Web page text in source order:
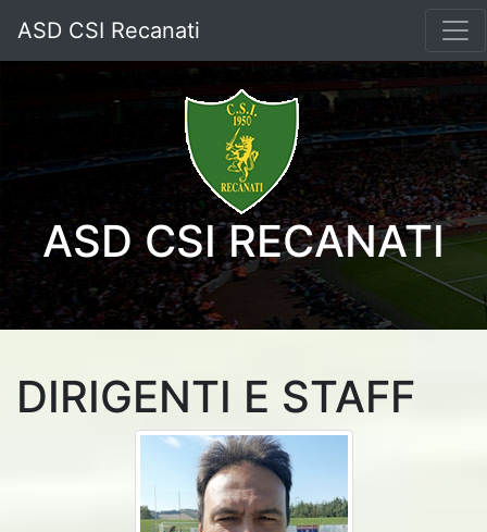
ASD CSI Recanati
ASD CSI RECANATI
DIRIGENTI E STAFF